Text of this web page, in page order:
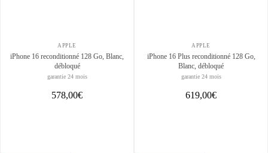
APPLE
iPhone 16 reconditionné 128 Go, Blanc,
débloqué
garantie 24 mois
578,00€
APPLE
iPhone 16 Plus reconditionné 128 Go,
Blanc, débloqué
garantie 24 mois
619,00€